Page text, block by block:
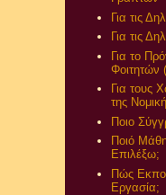
Για τις
Για τις
Για το
Φοιτητών
Για τους
της
Ποιο
Ποιό
Επιλέξω;
Πώς
Εργασία;